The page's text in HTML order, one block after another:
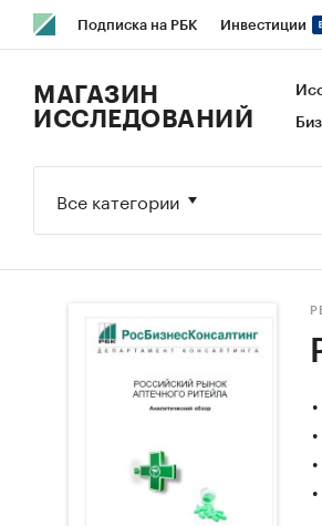
Подписка на РБК Инвестиции
Исследования Кредитные
МАГАЗИН
ИССЛЕДОВАНИЙ
Все категории